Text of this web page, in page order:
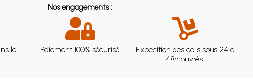
Nos engagements :
le
Paiement 100% sécurisé
Expédition des colis sous 24 à
48h ouvrés.